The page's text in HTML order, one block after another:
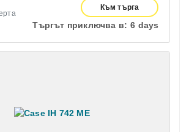
Към търга
Търгът приключва в: 6 days